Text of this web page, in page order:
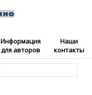
Информация
для авторов
Наши
контакты